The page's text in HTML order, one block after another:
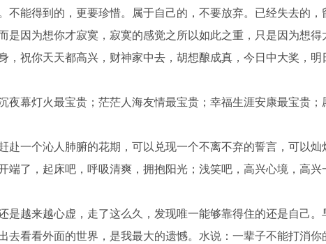
不能得到的，更要珍惜。属于自己的，不要放弃。已经失去的，
是因为想你才寂寞，寂寞的感觉之所以如此之重，只是因为想得
，祝你天天都高兴，财神家中去，胡想酿成真，今日中大奖，
夜幕灯火最宝贵；茫茫人海友情最宝贵；幸福生涯安康最宝贵
赴一个沁人肺腑的花期，可以兑现一个不离不弃的誓言，可以灿
端了，起床吧，呼吸清爽，拥抱阳光；浅笑吧，高兴心境，高
是越来越心虚，走了这么久，发现唯一能够靠得住的还是自己。
去看看外面的世界，是我最大的遗憾。水说：一辈子不能打消